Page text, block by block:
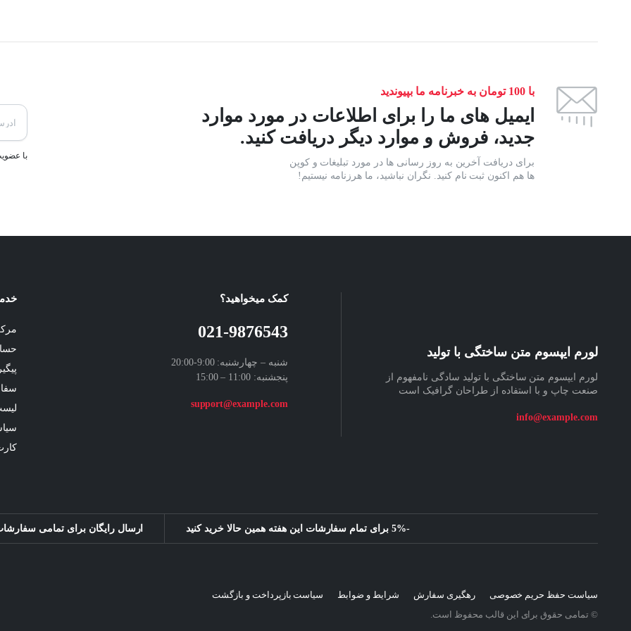
با 100 تومان به خبرنامه ما بپیوندید
ایمیل های ما را برای اطلاعات در مورد موارد
جدید، فروش و موارد دیگر دریافت کنید.
برای دریافت آخرین به روز رسانی ها در مورد تبلیغات و کوپن
ها هم اکنون ثبت نام کنید. نگران نباشید، ما هرزنامه نیستیم!
با
لورم ایپسوم متن ساختگی با تولید
لورم ایپسوم متن ساختگی با تولید سادگی نامفهوم از
صنعت چاپ و با استفاده از طراحان گرافیک است
info@example.com
کمک میخواهید؟
021-9876543
شنبه – چهارشنبه: 9:00-20:00
پنجشنبه: 11:00 – 15:00
support@example.com
-5% برای تمام سفارشات این هفته همین حالا خرید کنید ارسال رایگان برای تمامی سفارشات بالای 200
سیاست حفظ حریم خصوصی رهگیری سفارش شرایط و ضوابط
سیاست بازپرداخت و بازگشت
© تمامی حقوق برای این قالب محفوظ است.